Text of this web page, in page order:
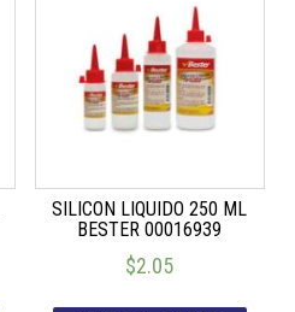
SILICON LIQUIDO 250 ML
BESTER 00016939
$2.05